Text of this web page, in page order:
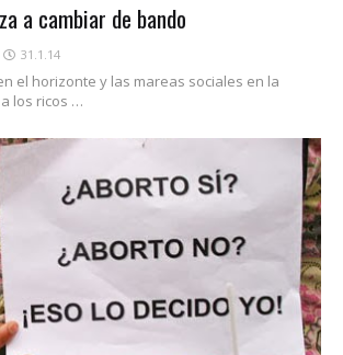
a cambiar de bando
31.1.14
el horizonte y las mareas sociales en la
los ricos …